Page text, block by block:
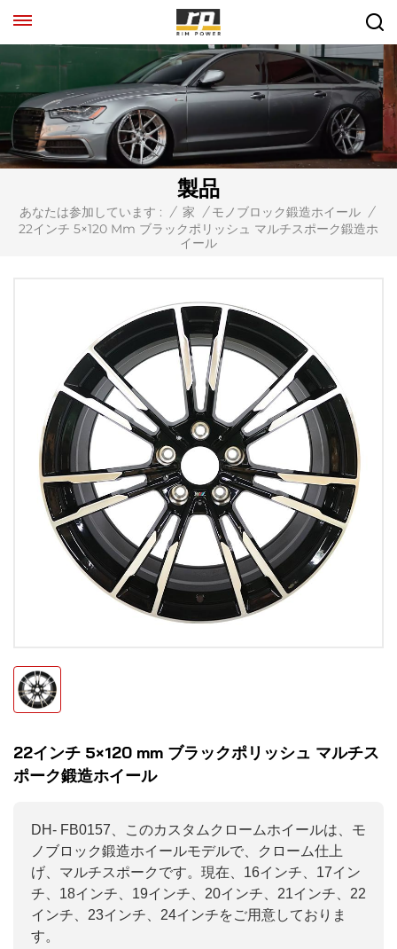
製品
あなたは参加しています : / 家 / モノブロック鍛造ホイール /
22インチ 5×120 Mm ブラックポリッシュ マルチスポーク鍛造ホ
イール
22インチ 5×120 mm ブラックポリッシュ マルチス
ポーク鍛造ホイール
DH- FB0157、このカスタムクロームホイールは、モ
ノブロック鍛造ホイールモデルで、クローム仕上
げ、マルチスポークです。現在、16インチ、17イン
チ、18インチ、19インチ、20インチ、21インチ、22
インチ、23インチ、24インチをご用意しておりま
す。